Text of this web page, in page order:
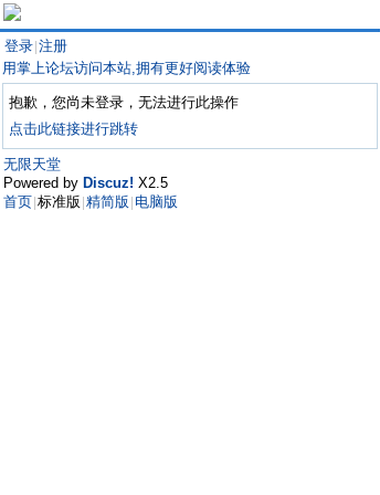
登录 注册
用掌上论坛访问本站,拥有更好阅读体验
抱歉，您尚未登录，无法进行此操作
点击此链接进行跳转
无限天堂
Powered by Discuz! X2.5
首页 标准版 精简版 电脑版